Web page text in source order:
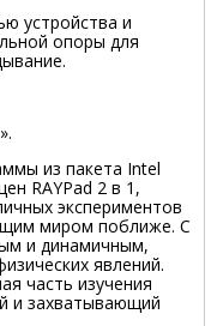
устройства и
опоры для
из пакета Intel
RAYPad 2 в 1,
экспериментов
миром поближе. С
и динамичным,
явлений.
часть изучения
и захватывающий